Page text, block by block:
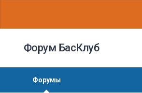
Форум БасКлуб
Форумы